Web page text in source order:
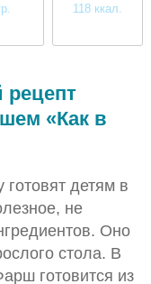
118 ккал.
рецепт
«Как в
детям в
не
Оно
стола. В
готовится из